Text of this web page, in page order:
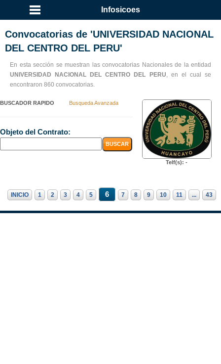
Infosicoes
Convocatorias de 'UNIVERSIDAD NACIONAL
DEL CENTRO DEL PERU'
En esta sección se muestran las convocatorias Nacionales de la entidad
UNIVERSIDAD NACIONAL DEL CENTRO DEL PERU, en el cual se
encontraron 860 convocatorias.
BUSCADOR RAPIDO Busqueda Avanzada
Objeto del Contrato:
Telf(s): -
INICIO 1 2 3 4 5 6 7 8 9 10 11 ... 43